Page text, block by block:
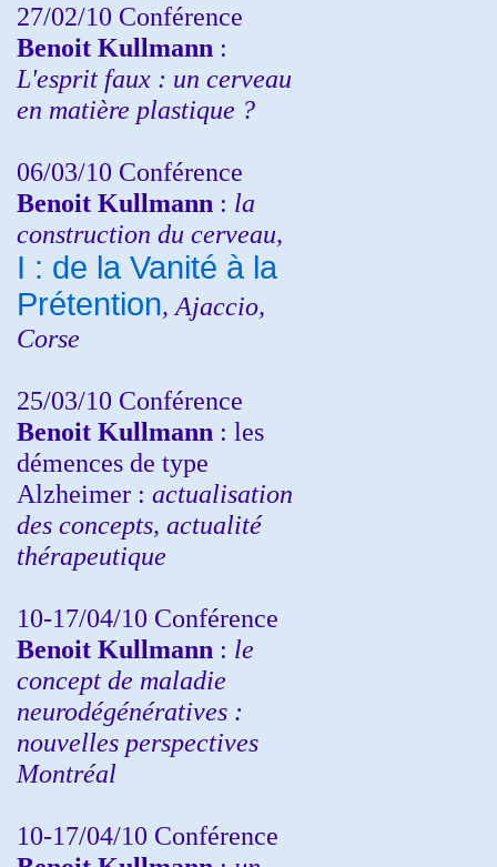
27/02/10 Conférence
Benoit Kullmann :
L'esprit faux : un cerveau
en matière plastique ?
06/03/10 Conférence
Benoit Kullmann : la
construction du cerveau,
I : de la Vanité à la
Prétention, Ajaccio,
Corse
25/03/10 Conférence
Benoit Kullmann : les
démences de type
Alzheimer : actualisation
des concepts, actualité
thérapeutique
10-17/04/10 Conférence
Benoit Kullmann : le
concept de maladie
neurodégénératives :
nouvelles perspectives
Montréal
10-17/04/10 Conférence